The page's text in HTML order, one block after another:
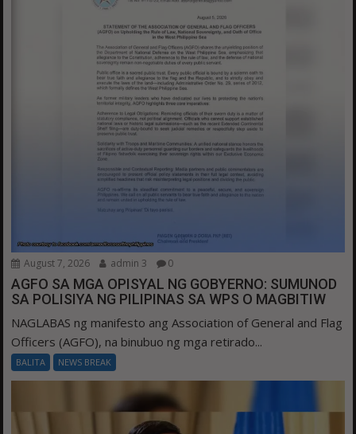
August 7, 2026 admin 3 0
AGFO SA MGA OPISYAL NG GOBYERNO: SUMUNOD
SA POLISIYA NG PILIPINAS SA WPS O MAGBITIW
NAGLABAS ng manifesto ang Association of General and Flag
Officers (AGFO), na binubuo ng mga retirado...
BALITA NEWS BREAK